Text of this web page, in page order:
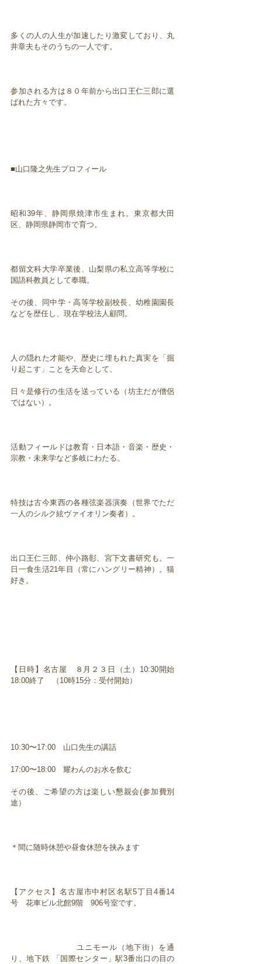
多くの人の人生が加速したり激変しており、丸
井章夫もそのうちの一人です。
参加される方は８０年前から出口王仁三郎に選
ばれた方々です。
■山口隆之先生プロフィール
昭和39年、静岡県焼津市生まれ。東京都大田
区、静岡県静岡市で育つ。
都留文科大学卒業後、山梨県の私立高等学校に
国語科教員として奉職。
その後、同中学・高等学校副校長、幼稚園園長
などを歴任し、現在学校法人顧問。
人の隠れた才能や、歴史に埋もれた真実を「掘
り起こす」ことを天命として、
日々是修行の生活を送っている（坊主だが僧侶
ではない）。
活動フィールドは教育・日本語・音楽・歴史・
宗教・未来学など多岐にわたる。
特技は古今東西の各種弦楽器演奏（世界でただ
一人のシルク絃ヴァイオリン奏者）。
出口王仁三郎、仲小路彰、宮下文書研究も。一
日一食生活21年目（常にハングリー精神）。猫
好き。
【日時】名古屋 ８月２３日（土）10:30開始
18:00終了 （10時15分：受付開始）
10:30〜17:00 山口先生の講話
17:00〜18:00 耀わんのお水を飲む
その後、ご希望の方は楽しい懇親会(参加費別
途）
＊間に随時休憩や昼食休憩を挟みます
【アクセス】名古屋市中村区名駅5丁目4番14
号 花車ビル北館9階 906号室です。
ユニモール（地下街）を通
り、地下鉄 「国際センター」駅3番出口の目の